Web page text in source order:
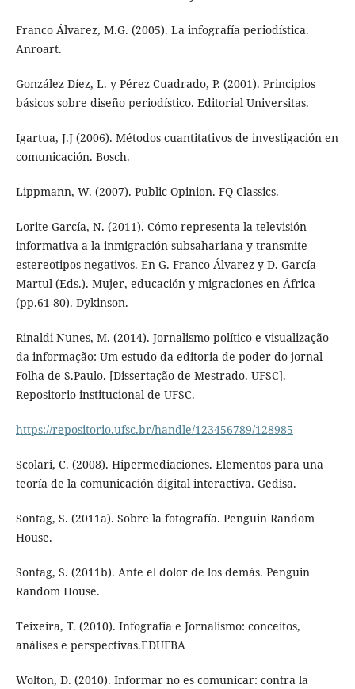
Franco Álvarez, M.G. (2005). La infografía periodística.
Anroart.
González Díez, L. y Pérez Cuadrado, P. (2001). Principios
básicos sobre diseño periodístico. Editorial Universitas.
Igartua, J.J (2006). Métodos cuantitativos de investigación en
comunicación. Bosch.
Lippmann, W. (2007). Public Opinion. FQ Classics.
Lorite García, N. (2011). Cómo representa la televisión
informativa a la inmigración subsahariana y transmite
estereotipos negativos. En G. Franco Álvarez y D. García-
Martul (Eds.). Mujer, educación y migraciones en África
(pp.61-80). Dykinson.
Rinaldi Nunes, M. (2014). Jornalismo político e visualização
da informação: Um estudo da editoria de poder do jornal
Folha de S.Paulo. [Dissertação de Mestrado. UFSC].
Repositorio institucional de UFSC.
https://repositorio.ufsc.br/handle/123456789/128985
Scolari, C. (2008). Hipermediaciones. Elementos para una
teoría de la comunicación digital interactiva. Gedisa.
Sontag, S. (2011a). Sobre la fotografía. Penguin Random
House.
Sontag, S. (2011b). Ante el dolor de los demás. Penguin
Random House.
Teixeira, T. (2010). Infografía e Jornalismo: conceitos,
análises e perspectivas.EDUFBA
Wolton, D. (2010). Informar no es comunicar: contra la